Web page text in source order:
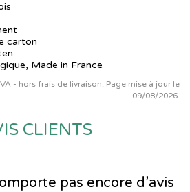
carton
Made in France
- hors frais de livraison. Page mise à jour le
09/08/2026.
CLIENTS
pas encore d’avis